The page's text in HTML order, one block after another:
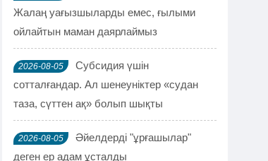
Жалаң уағызшыларды емес, ғылыми
ойлайтын маман даярлаймыз
2026-08-05
Субсидия үшін
сотталғандар. Ал шенеуніктер «судан
таза, сүттен ақ» болып шықты
2026-08-05
Әйелдерді "ұрғашылар"
деген ер адам ұсталды